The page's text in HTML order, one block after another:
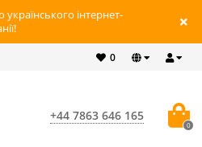
інтернет-
0
+44 7863 646 165
0